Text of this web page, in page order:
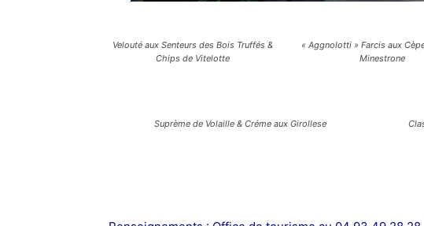
Velouté aux Senteurs des Bois Truffés &
Chips de Vitelotte
« Aggnolotti » Farcis aux
Minestrone
Suprème de Volaille & Créme aux Girollese